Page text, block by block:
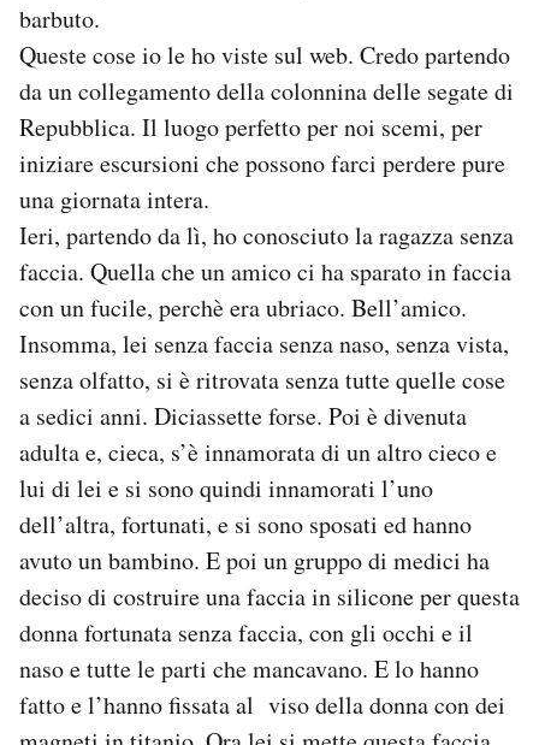
barbuto.
Queste cose io le ho viste sul web. Credo partendo
da un collegamento della colonnina delle segate di
Repubblica. Il luogo perfetto per noi scemi, per
iniziare escursioni che possono farci perdere pure
una giornata intera.
Ieri, partendo da lì, ho conosciuto la ragazza senza
faccia. Quella che un amico ci ha sparato in faccia
con un fucile, perchè era ubriaco. Bell’amico.
Insomma, lei senza faccia senza naso, senza vista,
senza olfatto, si è ritrovata senza tutte quelle cose
a sedici anni. Diciassette forse. Poi è divenuta
adulta e, cieca, s’è innamorata di un altro cieco e
lui di lei e si sono quindi innamorati l’uno
dell’altra, fortunati, e si sono sposati ed hanno
avuto un bambino. E poi un gruppo di medici ha
deciso di costruire una faccia in silicone per questa
donna fortunata senza faccia, con gli occhi e il
naso e tutte le parti che mancavano. E lo hanno
fatto e l’hanno fissata al viso della donna con dei